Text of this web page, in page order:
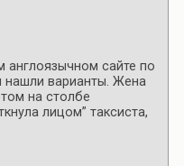
англоязычном сайте по
варианты. Жена
на столбе
лицом” таксиста,